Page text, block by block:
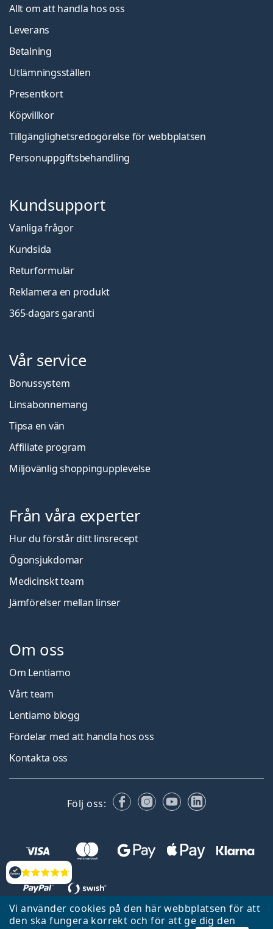
Vi använder cookies på den här webbplatsen för att
den ska fungera korrekt och för att ge dig den
Recensioner
Allt om att handla hos oss
Leverans
Betalning
Utlämningsställen
Presentkort
Köpvillkor
Tillgänglighetsredogörelse för webbplatsen
Personuppgiftsbehandling
Kundsupport
Vanliga frågor
Kundsida
Returformulär
Reklamera en produkt
365-dagars garanti
Vår service
Bonussystem
Linsabonnemang
Tipsa en vän
Affiliate program
Miljövänlig shoppingupplevelse
Från våra experter
Hur du förstår ditt linsrecept
Ögonsjukdomar
Medicinskt team
Jämförelser mellan linser
Om oss
Om Lentiamo
Vårt team
Lentiamo blogg
Fördelar med att handla hos oss
Kontakta oss
Följ oss: FacebookInstagram
YouTubeLinkedIn